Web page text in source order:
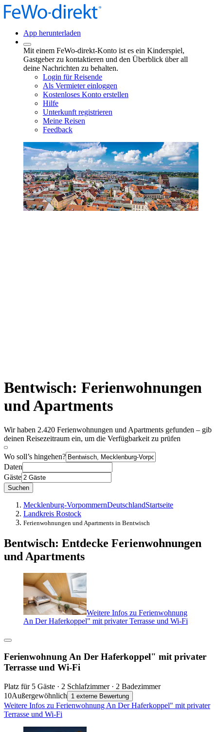
App herunterladen
Mit einem FeWo-direkt-Konto ist es ein Kinderspiel,
Gastgeber zu kontaktieren und den Überblick über all
deine Nachrichten zu behalten.
Login für Reisende
Als Vermieter einloggen
Kostenloses Konto erstellen
Hilfe
Unterkunft registrieren
Meine Reisen
Feedback
Bentwisch: Ferienwohnungen
und Apartments
Wir haben 2.420 Ferienwohnungen und Apartments gefunden – gib
deinen Reisezeitraum ein, um die Verfügbarkeit zu prüfen
Wo soll’s hingehen?
Daten
Gäste
Suchen
Mecklenburg-VorpommernDeutschlandStartseite
Landkreis Rostock
Ferienwohnungen und Apartments in Bentwisch
Bentwisch: Entdecke Ferienwohnungen
und Apartments
Weitere Infos zu Ferienwohnung
An Der Haferkoppel" mit privater Terrasse und Wi-Fi
Ferienwohnung An Der Haferkoppel" mit privater
Terrasse und Wi-Fi
Platz für 5 Gäste · 2 Schlafzimmer · 2 Badezimmer
10Außergewöhnlich 1 externe Bewertung
Weitere Infos zu Ferienwohnung An Der Haferkoppel" mit privater
Terrasse und Wi-Fi